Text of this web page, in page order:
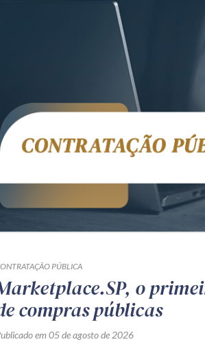
PÚBLICA
o
compras públicas
em 05 de agosto de 2026